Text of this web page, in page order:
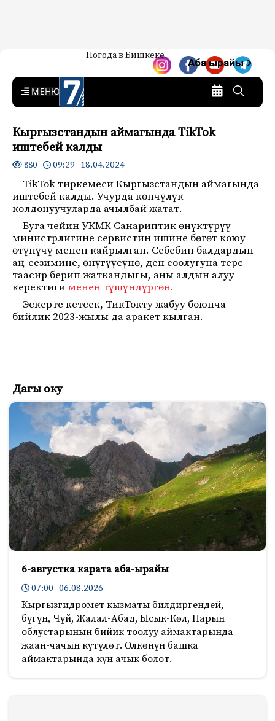
7-канал. Жаңылыктар —
Кыргызстан
Жаңылыктар — Кыргызстан
Погода в Бишкеке
Аба ырайы
MENU
Кыргызстандын аймагында TikTok
иштебей калды
880 09:29 18.04.2024
TikTok тиркемеси Кыргызстандын аймагында
иштебей калды. Учурда көпчүлүк
колдонуучуларда ачылбай жатат.
Буга чейин УКМК Санариптик өнүктүрүү
министрлигине сервистин ишине бөгөт коюу
өтүнүчү менен кайрылган. Себебин балдардын
аң-сезимине, өнүгүүсүнө, ден соолугуна терс
таасир берип жаткандыгы, аны алдын алуу
керектиги менен түшүндүргөн.
Эскерте кетсек, ТикТокту жабуу боюнча
бийлик 2023-жылы да аракет кылган.
Дагы оку
6-августка карата аба-ырайы
07:00 06.08.2026
Кыргызгидромет кызматы билдиргендей,
бүгүн, Чүй, Жалал-Абад, Ысык-Көл, Нарын
облустарынын бийик тоолуу аймактарында
жаан-чачын күтүлөт. Өлкөнүн башка
аймактарында күн ачык болот.